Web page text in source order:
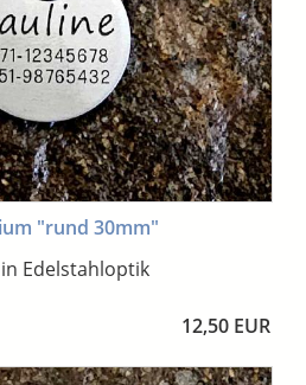
"rund 30mm"
Edelstahloptik
12,50 EUR